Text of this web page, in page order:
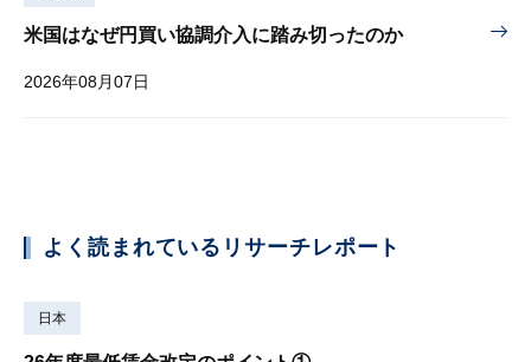
米国はなぜ円買い協調介入に踏み切ったのか
2026年08月07日
よく読まれているリサーチレポート
日本